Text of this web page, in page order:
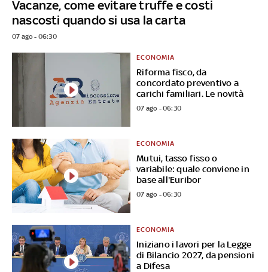
Vacanze, come evitare truffe e costi
nascosti quando si usa la carta
07 ago - 06:30
Riforma fisco, da
concordato preventivo a
carichi familiari. Le novità
ECONOMIA
07 ago - 06:30
Mutui, tasso fisso o
variabile: quale conviene in
base all'Euribor
ECONOMIA
07 ago - 06:30
Iniziano i lavori per la Legge
di Bilancio 2027, da pensioni
a Difesa
ECONOMIA